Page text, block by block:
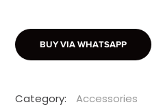
BUY VIA WHATSAPP
Category: Accessories